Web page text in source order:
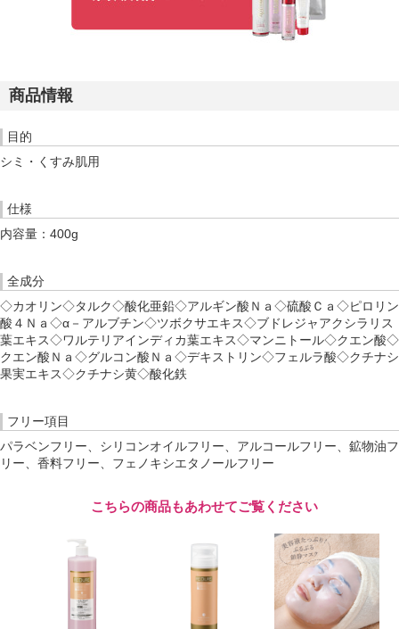
商品情報
目的
シミ・くすみ肌用
仕様
内容量：400g
全成分
◇カオリン◇タルク◇酸化亜鉛◇アルギン酸Ｎａ◇硫酸Ｃａ◇ピロリン
酸４Ｎａ◇α－アルブチン◇ツボクサエキス◇ブドレジャアクシラリス
葉エキス◇ワルテリアインディカ葉エキス◇マンニトール◇クエン酸◇
クエン酸Ｎａ◇グルコン酸Ｎａ◇デキストリン◇フェルラ酸◇クチナシ
果実エキス◇クチナシ黄◇酸化鉄
フリー項目
パラベンフリー、シリコンオイルフリー、アルコールフリー、鉱物油フ
リー、香料フリー、フェノキシエタノールフリー
こちらの商品もあわせてご覧ください